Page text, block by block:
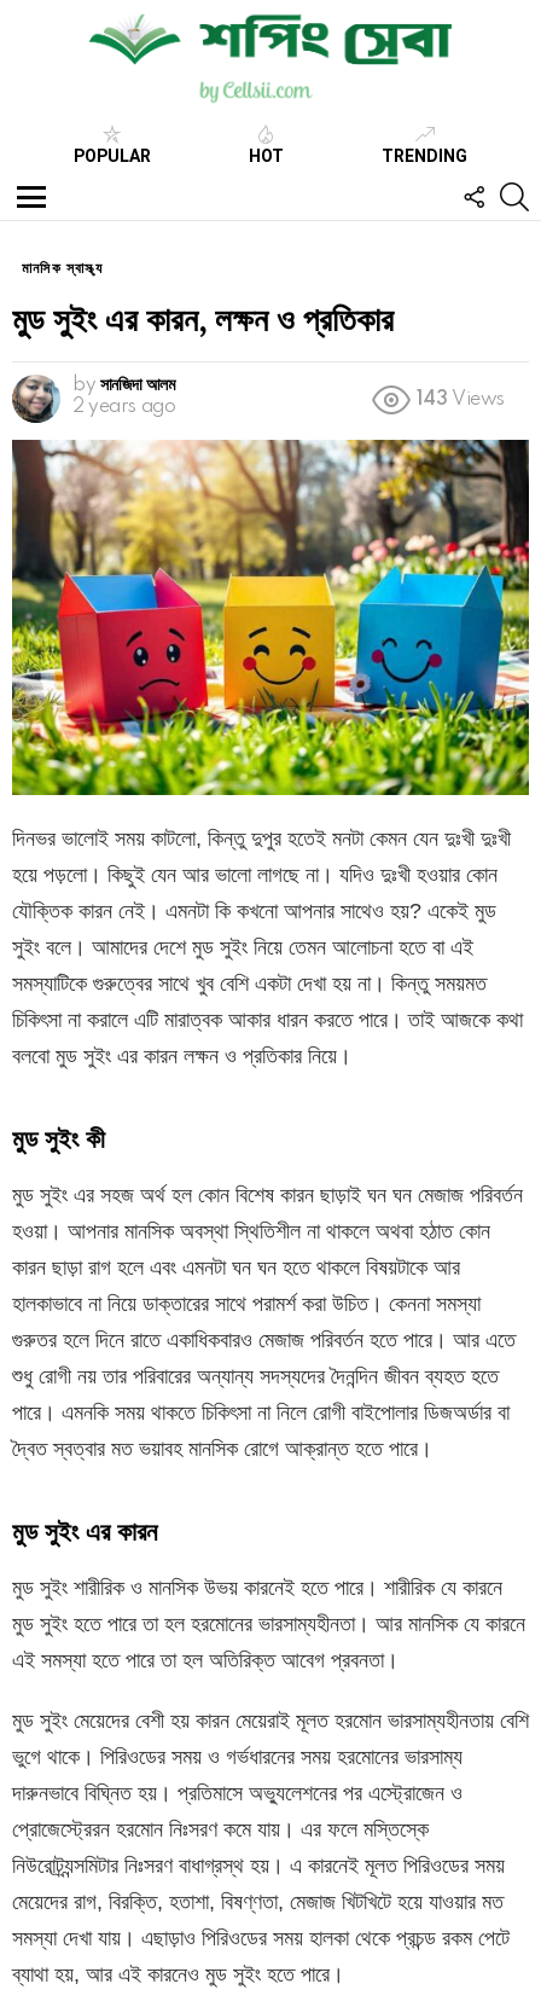
POPULAR HOT TRENDING
Menu
US
মানসিক স্বাস্থ্য
মুড সুইং এর কারন, লক্ষন ও প্রতিকার
by সানজিদা আলম
2 years ago
143 Views
দিনভর ভালোই সময় কাটলো, কিন্তু দুপুর হতেই মনটা কেমন যেন দুঃখী দুঃখী
হয়ে পড়লো। কিছুই যেন আর ভালো লাগছে না। যদিও দুঃখী হওয়ার কোন
যৌক্তিক কারন নেই। এমনটা কি কখনো আপনার সাথেও হয়? একেই মুড
সুইং বলে। আমাদের দেশে মুড সুইং নিয়ে তেমন আলোচনা হতে বা এই
সমস্যাটিকে গুরুত্বের সাথে খুব বেশি একটা দেখা হয় না। কিন্তু সময়মত
চিকিৎসা না করালে এটি মারাত্বক আকার ধারন করতে পারে। তাই আজকে কথা
বলবো মুড সুইং এর কারন লক্ষন ও প্রতিকার নিয়ে।
মুড সুইং কী
মুড সুইং এর সহজ অর্থ হল কোন বিশেষ কারন ছাড়াই ঘন ঘন মেজাজ পরিবর্তন
হওয়া। আপনার মানসিক অবস্থা স্থিতিশীল না থাকলে অথবা হঠাত কোন
কারন ছাড়া রাগ হলে এবং এমনটা ঘন ঘন হতে থাকলে বিষয়টাকে আর
হালকাভাবে না নিয়ে ডাক্তারের সাথে পরামর্শ করা উচিত। কেননা সমস্যা
গুরুতর হলে দিনে রাতে একাধিকবারও মেজাজ পরিবর্তন হতে পারে। আর এতে
শুধু রোগী নয় তার পরিবারের অন্যান্য সদস্যদের দৈনন্দিন জীবন ব্যহত হতে
পারে। এমনকি সময় থাকতে চিকিৎসা না নিলে রোগী বাইপোলার ডিজঅর্ডার বা
দ্বৈত স্বত্বার মত ভয়াবহ মানসিক রোগে আক্রান্ত হতে পারে।
মুড সুইং এর কারন
মুড সুইং শারীরিক ও মানসিক উভয় কারনেই হতে পারে। শারীরিক যে কারনে
মুড সুইং হতে পারে তা হল হরমোনের ভারসাম্যহীনতা। আর মানসিক যে কারনে
এই সমস্যা হতে পারে তা হল অতিরিক্ত আবেগ প্রবনতা।
মুড সুইং মেয়েদের বেশী হয় কারন মেয়েরাই মূলত হরমোন ভারসাম্যহীনতায় বেশি
ভুগে থাকে। পিরিওডের সময় ও গর্ভধারনের সময় হরমোনের ভারসাম্য
দারুনভাবে বিঘ্নিত হয়। প্রতিমাসে অভ্যুলেশনের পর এস্ট্রোজেন ও
প্রোজেস্ট্রেরন হরমোন নিঃসরণ কমে যায়। এর ফলে মস্তিস্কে
নিউরোট্র্যন্সমিটার নিঃসরণ বাধাগ্রস্থ হয়। এ কারনেই মূলত পিরিওডের সময়
মেয়েদের রাগ, বিরক্তি, হতাশা, বিষণ্ণতা, মেজাজ খিটখিটে হয়ে যাওয়ার মত
সমস্যা দেখা যায়। এছাড়াও পিরিওডের সময় হালকা থেকে প্রচন্ড রকম পেটে
ব্যাথা হয়, আর এই কারনেও মুড সুইং হতে পারে।